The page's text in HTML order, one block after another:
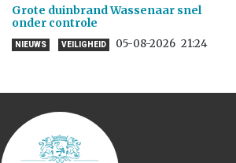
Grote duinbrand Wassenaar snel
onder controle
NIEUWS VEILIGHEID 05-08-2026 21:24